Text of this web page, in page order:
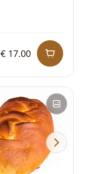
€ 17.00